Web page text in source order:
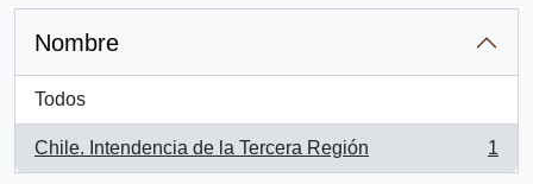
Nombre
Todos
Chile. Intendencia de la Tercera Región
, 1 resultados
1